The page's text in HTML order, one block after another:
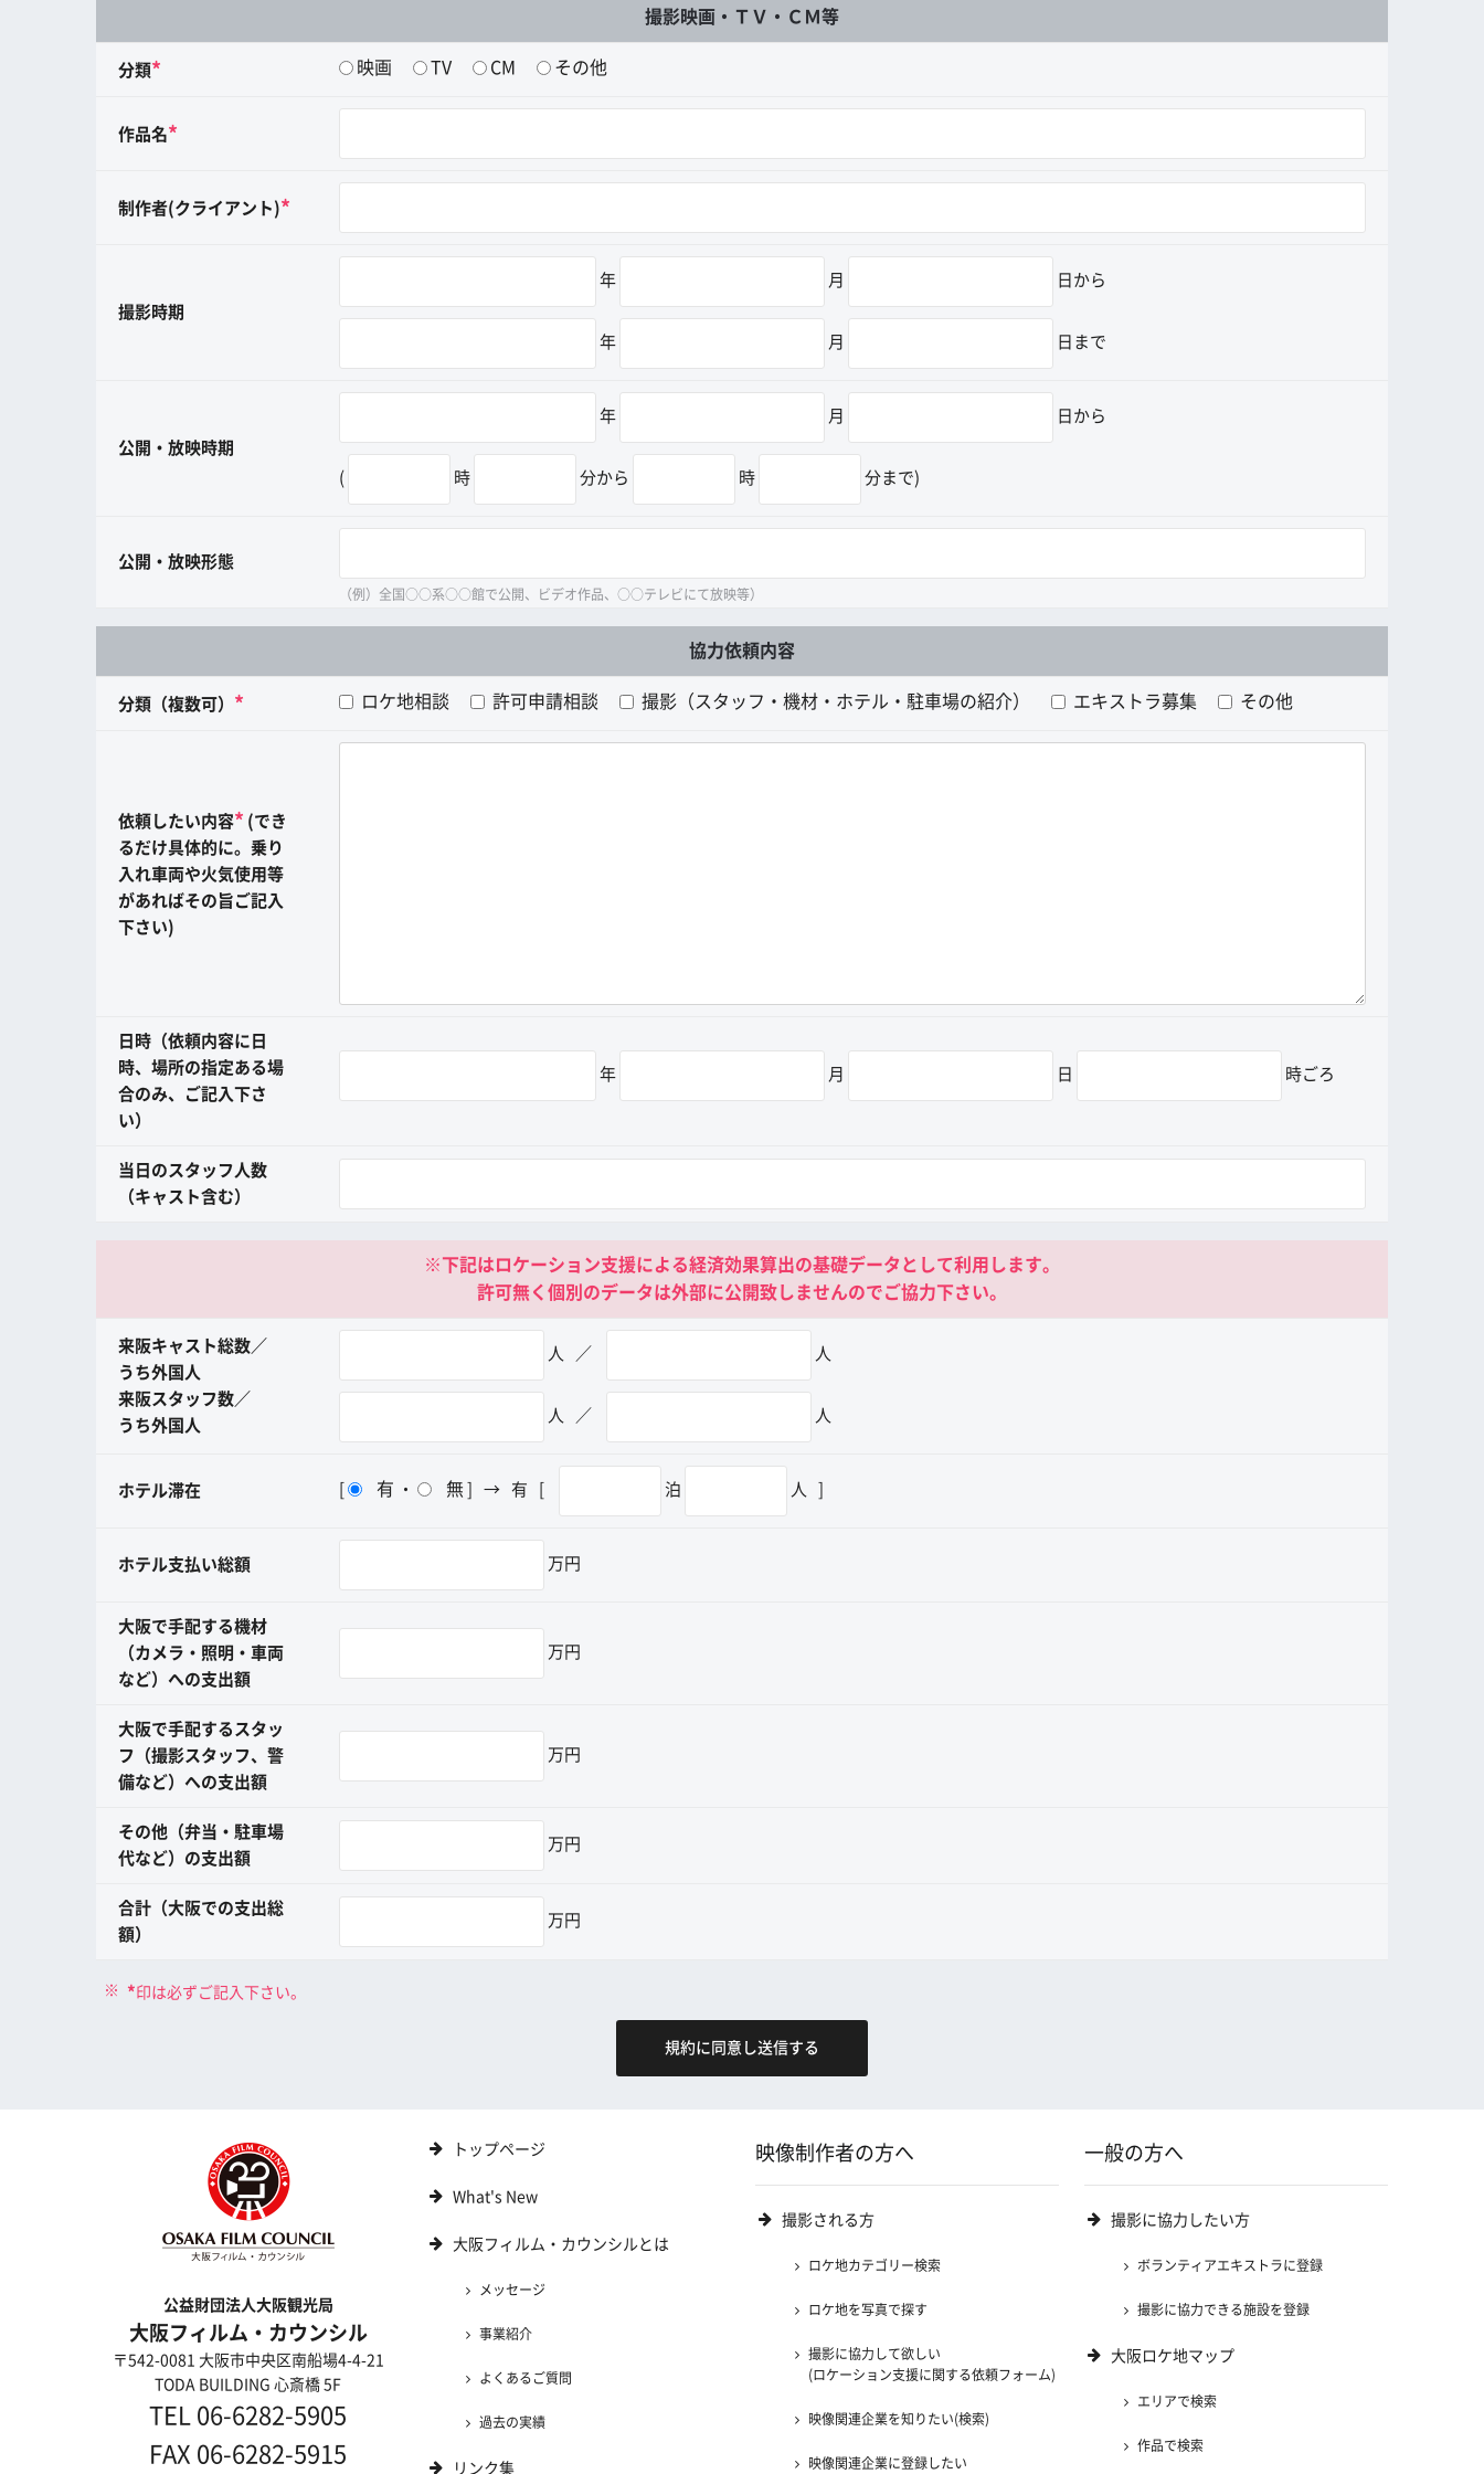
撮影映画・ＴＶ・ＣＭ等
分類* 映画 TV CM その他
作品名*
制作者(クライアント)*
撮影時期
年 月 日から
年 月 日まで
公開・放映時期
年 月 日から
( 時 分から 時 分まで)
公開・放映形態
（例）全国○○系○○館で公開、ビデオ作品、○○テレビにて放映等）
協力依頼内容
分類（複数可） * ロケ地相談 許可申請相談 撮影（スタッフ・機材・ホテル・駐車場の紹介） エキストラ募集 その他
依頼したい内容* (でき
るだけ具体的に。乗り
入れ車両や火気使用等
があればその旨ご記入
下さい)
日時（依頼内容に日
時、場所の指定ある場
合のみ、ご記入下さ
い）
年 月 日 時ごろ
当日のスタッフ人数
（キャスト含む）
※下記はロケーション支援による経済効果算出の基礎データとして利用します。
許可無く個別のデータは外部に公開致しませんのでご協力下さい。
来阪キャスト総数／
うち外国人
来阪スタッフ数／
うち外国人
人 ／ 人
人 ／ 人
ホテル滞在 有 ・ 無 → 有 泊 人
ホテル支払い総額 万円
大阪で手配する機材
（カメラ・照明・車両
など）への支出額
万円
大阪で手配するスタッ
フ（撮影スタッフ、警
備など）への支出額
万円
その他（弁当・駐車場
代など）の支出額
万円
合計（大阪での支出総
額）
万円
* 印は必ずご記入下さい。
公益財団法人大阪観光局
大阪フィルム・カウンシル
〒542-0081 大阪市中央区南船場4-4-21
TODA BUILDING 心斎橋 5F
TEL 06-6282-5905
FAX 06-6282-5915
トップページ
What's New
大阪フィルム・カウンシルとは
メッセージ
事業紹介
よくあるご質問
過去の実績
リンク集
映像制作者の方へ
撮影される方
ロケ地カテゴリー検索
ロケ地を写真で探す
撮影に協力して欲しい
(ロケーション支援に関する依頼フォーム)
映像関連企業を知りたい(検索)
映像関連企業に登録したい
一般の方へ
撮影に協力したい方
ボランティアエキストラに登録
撮影に協力できる施設を登録
大阪ロケ地マップ
エリアで検索
作品で検索